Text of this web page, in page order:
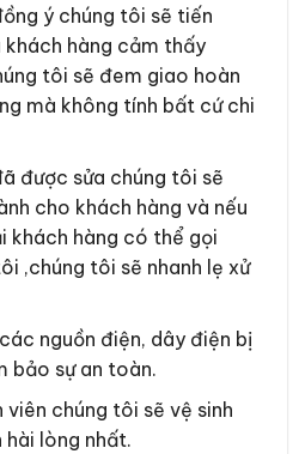
ý chúng tôi sẽ tiến
khách hàng cảm thấy
tôi sẽ đem giao hoàn
mà không tính bất cứ chi
được sửa chúng tôi sẽ
cho khách hàng và nếu
khách hàng có thể gọi
,chúng tôi sẽ nhanh lẹ xử
nguồn điện, dây điện bị
bảo sự an toàn.
viên chúng tôi sẽ vệ sinh
hài lòng nhất.